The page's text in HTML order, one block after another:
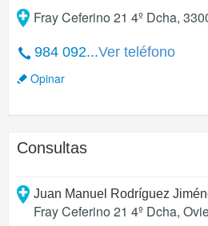
Fray Ceferino 21 4º Dcha,
984 092...Ver teléfono
Opinar
Consultas
Juan Manuel Rodríguez
Fray Ceferino 21 4º Dcha,